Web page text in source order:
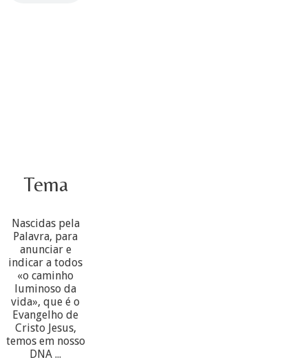
Tema
Nascidas pela
Palavra, para
anunciar e
indicar a todos
«o caminho
luminoso da
vida», que é o
Evangelho de
Cristo Jesus,
temos em nosso
DNA ...